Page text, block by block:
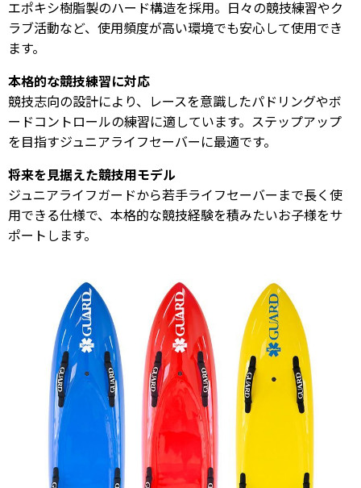
エポキシ樹脂製のハード構造を採用。日々の競技練習やク
ラブ活動など、使用頻度が高い環境でも安心して使用でき
ます。
本格的な競技練習に対応
競技志向の設計により、レースを意識したパドリングやボ
ードコントロールの練習に適しています。ステップアップ
を目指すジュニアライフセーバーに最適です。
将来を見据えた競技用モデル
ジュニアライフガードから若手ライフセーバーまで長く使
用できる仕様で、本格的な競技経験を積みたいお子様をサ
ポートします。